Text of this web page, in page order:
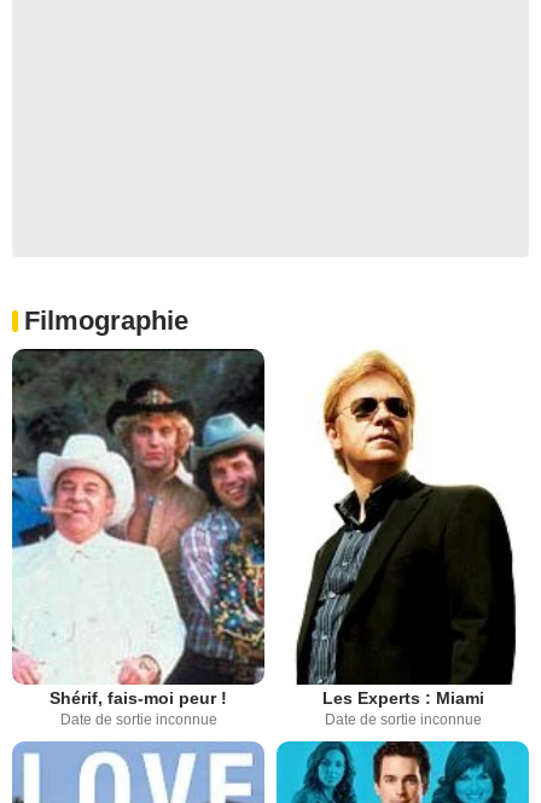
Filmographie
Shérif, fais-moi peur !
Date de sortie inconnue
Les Experts : Miami
Date de sortie inconnue